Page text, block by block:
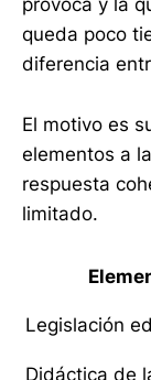
provoca y la
queda poco
diferencia
El motivo es
elementos a
respuesta
limitado.
Legislación
Didáctica de